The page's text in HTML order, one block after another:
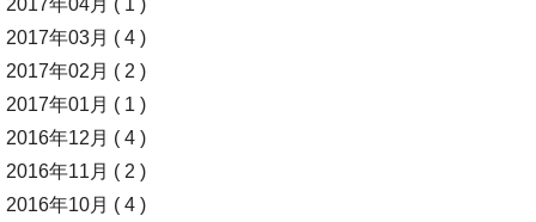
2017年04月 ( 1 )
2017年03月 ( 4 )
2017年02月 ( 2 )
2017年01月 ( 1 )
2016年12月 ( 4 )
2016年11月 ( 2 )
2016年10月 ( 4 )